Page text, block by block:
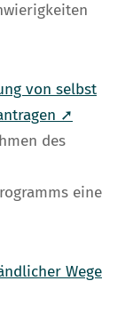
von selbst
➚
des
eine
Wege